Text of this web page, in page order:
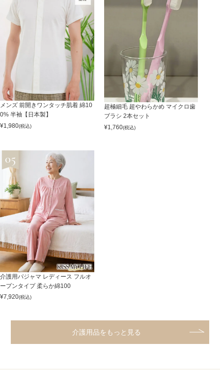
メンズ 前開きワンタッチ肌着 綿10
0% 半袖【日本製】
¥1,980(税込)
超極細毛 超やわらかめ マイクロ歯
ブラシ 2本セット
¥1,760(税込)
介護用パジャマ レディース フルオ
ープンタイプ 柔らか綿100
¥7,920(税込)
介護用品をもっと見る